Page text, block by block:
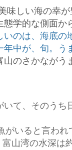
味しい海の幸
学的な側面か
いのは、海底
年中が、旬。
山のさかながう
いて、そのうち
がいると言われ
山湾の水深は